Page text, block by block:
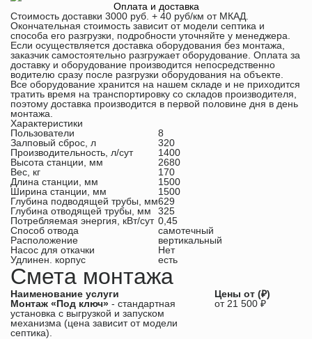
Оплата и доставка
Стоимость доставки 3000 руб. + 40 руб/км от МКАД.
Окончательная стоимость зависит от модели септика и
способа его разгрузки, подробности уточняйте у менеджера.
Если осуществляется доставка оборудования без монтажа,
заказчик самостоятельно разгружает оборудование. Оплата за
доставку и оборудование производится непосредственно
водителю сразу после разгрузки оборудования на объекте.
Все оборудование хранится на нашем складе и не приходится
тратить время на транспортировку со складов производителя,
поэтому доставка производится в первой половине дня в день
монтажа.
Характеристики
Пользователи
8
Залповый сброс, л
320
Производительность, л/сут
1400
Высота станции, мм
2680
Вес, кг
170
Длина станции, мм
1500
Ширина станции, мм
1500
Глубина подводящей трубы, мм629
Глубина отводящей трубы, мм
325
Потребляемая энергия, кВт/сут 0,45
Способ отвода
самотечный
Расположение
вертикальный
Насос для откачки
Нет
Удлинен. корпус
есть
Смета монтажа
Наименование услуги
Цены от (₽)
Монтаж «Под ключ» - стандартная
установка с выгрузкой и запуском
механизма (цена зависит от модели
септика).
от 21 500 ₽